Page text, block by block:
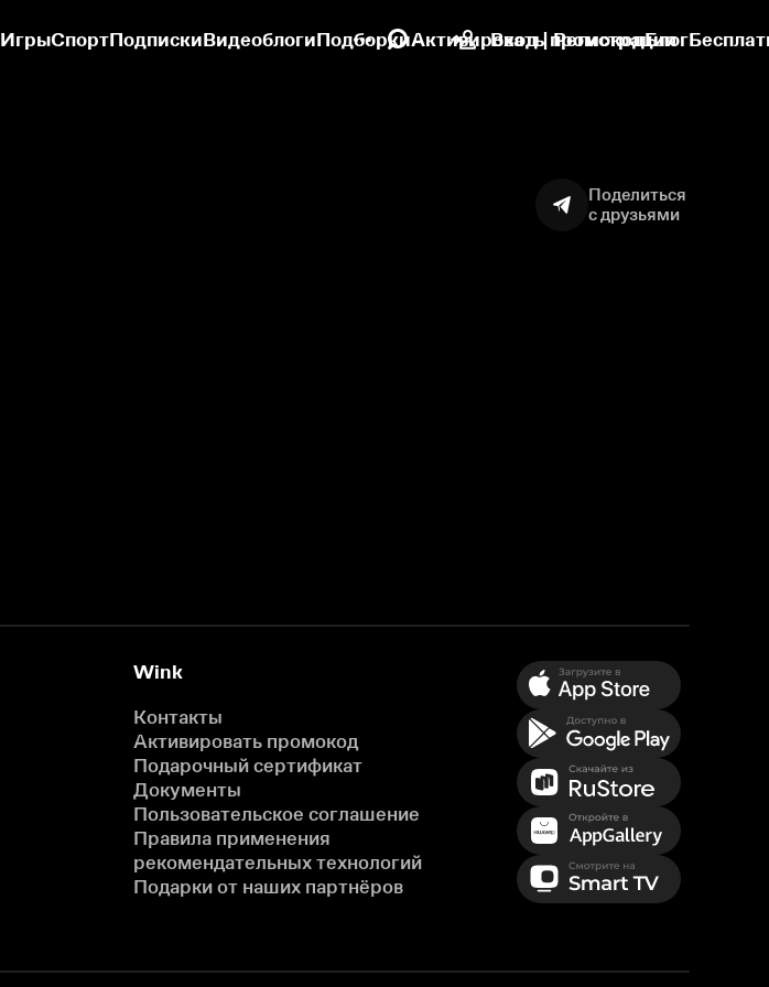
ИгрыСпортПодпискиВидеоблогиПодборкиАктивировать промокодБлог
Вход | Регистрация
Поделиться
с друзьями
Wink
Контакты
Активировать промокод
Подарочный сертификат
Документы
Пользовательское соглашение
Правила применения
рекомендательных технологий
Подарки от наших партнёров